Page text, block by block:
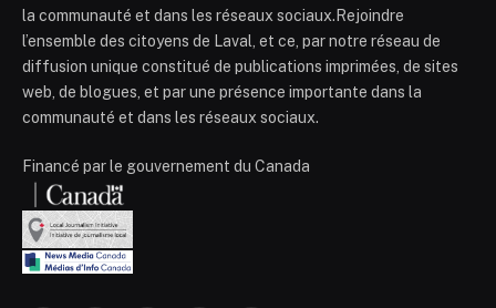
la communauté et dans les réseaux sociaux.Rejoindre
l’ensemble des citoyens de Laval, et ce, par notre réseau de
diffusion unique constitué de publications imprimées, de sites
web, de blogues, et par une présence importante dans la
communauté et dans les réseaux sociaux.
Financé par le gouvernement du Canada